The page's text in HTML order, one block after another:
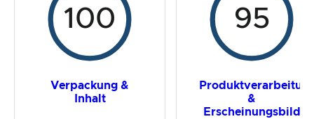
100
Verpackung &
Inhalt
95
&
Erscheinungsbild